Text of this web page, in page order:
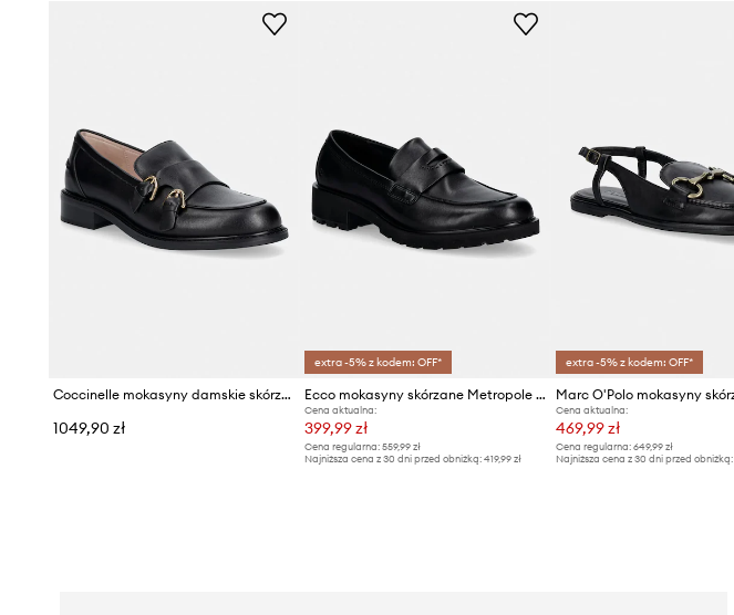
Coccinelle mokasyny damskie skórzane
1049,90 zł
extra -5% z kodem: OFF*
Ecco mokasyny skórzane Metropole Vienna
Cena aktualna:
399,99 zł
Cena regularna:559,99 zł
Najniższa cena z 30 dni przed obniżką:419,99 zł
extra -5% z kodem: OFF*
Cena aktualna:
469,99 zł
Cena regularna: 649,99 zł
Najniższa cena z 30 dni przed obniżką: